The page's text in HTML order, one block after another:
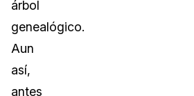
árbol
genealógico.
Aun
así,
antes